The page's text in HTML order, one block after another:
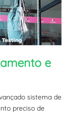
e
sistema de
preciso de